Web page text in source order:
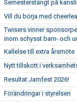
Semesterstängt på
Vill du börja med
Twisers vinner
inom schysst barn- och
Kallelse till extra årsmöte
Nytt tillskott i
Resultat Jamfest 2026!
Förändringar i styrelsen